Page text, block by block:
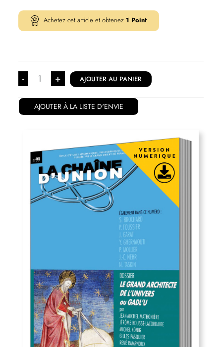
Achetez cet article et obtenez 1 Point
- + AJOUTER AU PANIER
AJOUTER À LA LISTE D'ENVIE